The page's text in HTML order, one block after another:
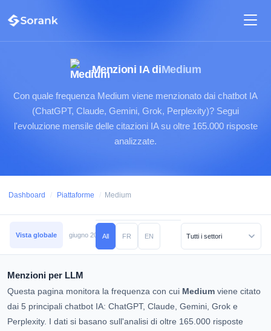
Menzioni IA diMedium
Con quale frequenza Medium viene menzionato dai chatbot IA
(ChatGPT, Claude, Gemini, Grok, Perplexity)? Segui
l'evoluzione mensile delle citazioni IA su oltre 165.000 risposte
analizzate.
Dashboard / Piattaforme / Medium
Vista globale giugno 2026 maggio 2026 aprile 2026 marzo 2026
All FR EN
Menzioni per LLM
Questa pagina monitora la frequenza con cui Medium viene citato
dai 5 principali chatbot IA: ChatGPT, Claude, Gemini, Grok e
Perplexity. I dati si basano sull'analisi di oltre 165.000 risposte